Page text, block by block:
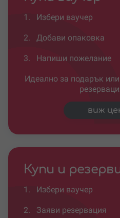
1. Избери ваучер
2. Добави опаковка
3. Напиши пожелание
Идеално за подарък
виж
Купи и
1. Избери ваучер
2. Заяви резервация